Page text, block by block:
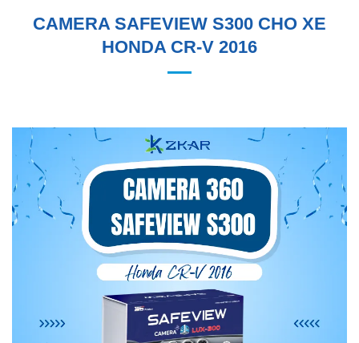
CAMERA SAFEVIEW S300 CHO XE
HONDA CR-V 2016